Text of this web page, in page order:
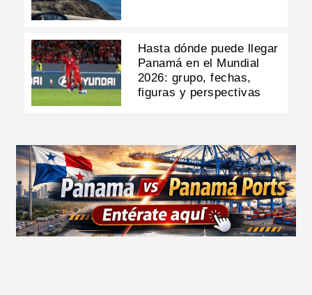
Hasta dónde puede llegar
Panamá en el Mundial
2026: grupo, fechas,
figuras y perspectivas